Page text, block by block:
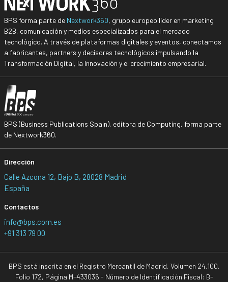
BPS forma parte de Nextwork360, grupo europeo líder en marketing
B2B, comunicación y medios especializados para el mercado
tecnológico. A través de plataformas digitales y eventos, conectamos
a fabricantes, partners y decisores tecnológicos impulsando la
Transformación Digital, la Innovación y el crecimiento empresarial.
BPS (Business Publications Spain), editora de Computing, forma parte
de Nextwork360.
Dirección
Calle Azcona 12, Bajo B, 28028 Madrid
España
Contactos
info@bps.com.es
+91 313 79 00
BPS está inscrita en el Registro Mercantil de Madrid, Volumen 24.100,
Folio 172, Página M-433036 - Número de Identificación Fiscal: B-